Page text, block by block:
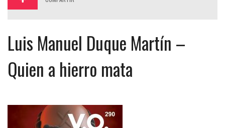
Luis Manuel Duque Martín –
Quien a hierro mata